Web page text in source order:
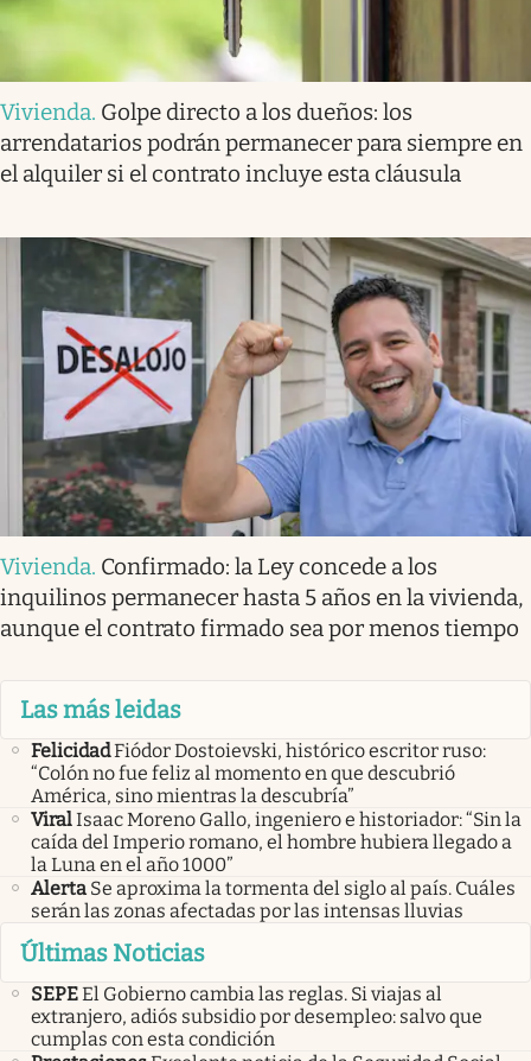
Vivienda. Golpe directo a los dueños: los
arrendatarios podrán permanecer para siempre en
el alquiler si el contrato incluye esta cláusula
Vivienda. Confirmado: la Ley concede a los
inquilinos permanecer hasta 5 años en la vivienda,
aunque el contrato firmado sea por menos tiempo
Las más leidas
FelicidadFiódor Dostoievski, histórico escritor ruso:
“Colón no fue feliz al momento en que descubrió
América, sino mientras la descubría”
ViralIsaac Moreno Gallo, ingeniero e historiador: “Sin la
caída del Imperio romano, el hombre hubiera llegado a
la Luna en el año 1000”
Alerta Se aproxima la tormenta del siglo al país. Cuáles
serán las zonas afectadas por las intensas lluvias
Últimas Noticias
SEPEEl Gobierno cambia las reglas. Si viajas al
extranjero, adiós subsidio por desempleo: salvo que
cumplas con esta condición